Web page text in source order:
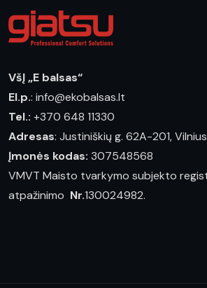
VšĮ „E balsas“
El.p.: info@ekobalsas.lt
Tel.: +370 648 11330
Adresas: Justiniškių g. 62A-201,
Įmonės kodas: 307548568
VMVT Maisto tvarkymo subjekto
atpažinimo Nr.130024982.